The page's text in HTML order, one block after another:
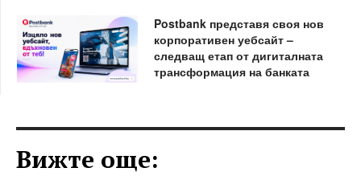
Postbank представя своя нов
корпоративен уебсайт –
следващ етап от дигиталната
трансформация на банката
Вижте още: